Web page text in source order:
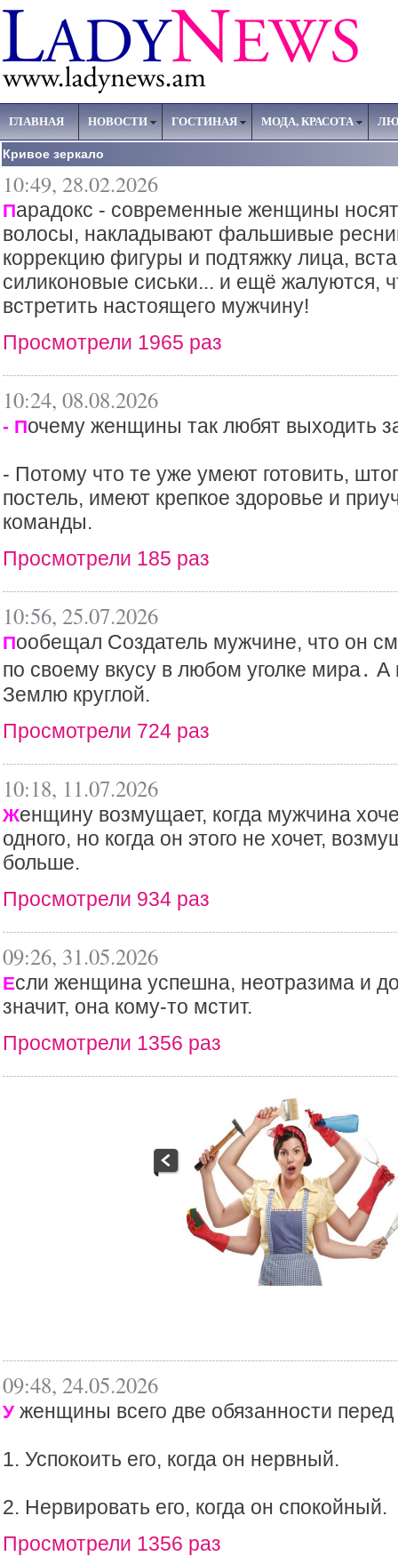
ГЛАВНАЯ НОВОСТИ ГОСТИНАЯ МОДА, КРАСОТА
Кривое зеркало
10:49, 28.02.2026
Парадокс - современные женщины носят
волосы, накладывают фальшивые
коррекцию фигуры и подтяжку лица,
силиконовые сиськи... и ещё жалуются,
встретить настоящего мужчину!
Просмотрели 1965 раз
10:24, 08.08.2026
- Почему женщины так любят выходить
- Потому что те уже умеют готовить,
постель, имеют крепкое здоровье и
команды.
Просмотрели 185 раз
10:56, 25.07.2026
Пообещал Создатель мужчине, что он
по своему вкусу в любом уголке мира․ А
Землю круглой.
Просмотрели 724 раз
10:18, 11.07.2026
Женщину возмущает, когда мужчина
одного, но когда он этого не хочет,
больше.
Просмотрели 934 раз
09:26, 31.05.2026
Если женщина успешна, неотразима и
значит, она кому-то мстит.
Просмотрели 1356 раз
09:48, 24.05.2026
У женщины всего две обязанности
1. Успокоить его, когда он нервный.
2. Нервировать его, когда он спокойный.
Просмотрели 1356 раз